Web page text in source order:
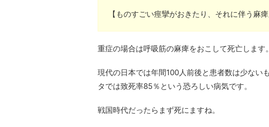
【ものすごい痙攣がおきたり、それに伴う麻痺
重症の場合は呼吸筋の麻痺をおこして死亡します。
現代の日本では年間100人前後と患者数は少ない
タでは致死率85％という恐ろしい病気です。
戦国時代だったらまず死にますね。